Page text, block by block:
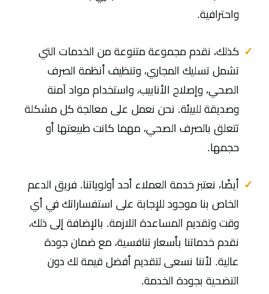
واحترافية.
كذلك، نقدم مجموعة متنوعة من الخدمات التي
تشمل تسليك المجاري، وتنظيف أنظمة الصرف
الصحي، وإصلاح الأنابيب، واستخدام مواد آمنة
وصديقة للبيئة. نحن نعمل على معالجة كل مشكلة
تتعلق بالصرف الصحي، مهما كانت طبيعتها أو
حجمها.
أيضًا، نعتبر خدمة العملاء أحد أولوياتنا. فريق الدعم
الخاص بنا موجود للإجابة على استفساراتك في أي
وقت وتقديم المساعدة اللازمة. بالإضافة إلى ذلك،
نقدم خدماتنا بأسعار تنافسية، مع ضمان جودة
عالية. لأننا نسعى لتقديم أفضل قيمة لك دون
التضحية بجودة الخدمة.